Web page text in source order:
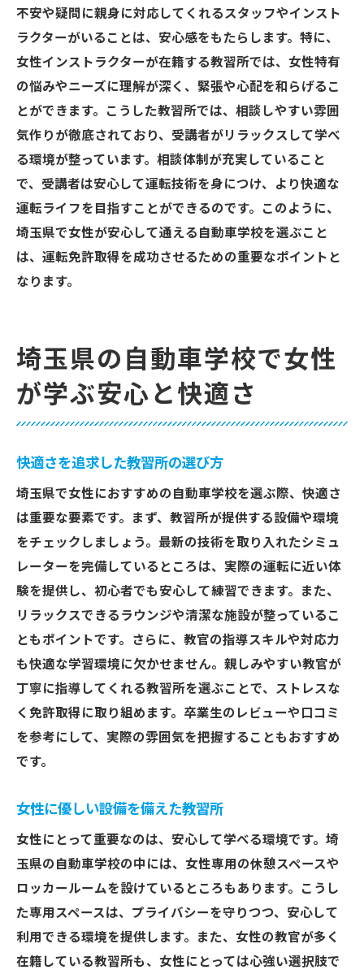
不安や疑問に親身に対応してくれるスタッフやインスト
ラクターがいることは、安心感をもたらします。特に、
女性インストラクターが在籍する教習所では、女性特有
の悩みやニーズに理解が深く、緊張や心配を和らげるこ
とができます。こうした教習所では、相談しやすい雰囲
気作りが徹底されており、受講者がリラックスして学べ
る環境が整っています。相談体制が充実していること
で、受講者は安心して運転技術を身につけ、より快適な
運転ライフを目指すことができるのです。このように、
埼玉県で女性が安心して通える自動車学校を選ぶこと
は、運転免許取得を成功させるための重要なポイントと
なります。
埼玉県の自動車学校で女性
が学ぶ安心と快適さ
快適さを追求した教習所の選び方
埼玉県で女性におすすめの自動車学校を選ぶ際、快適さ
は重要な要素です。まず、教習所が提供する設備や環境
をチェックしましょう。最新の技術を取り入れたシミュ
レーターを完備しているところは、実際の運転に近い体
験を提供し、初心者でも安心して練習できます。また、
リラックスできるラウンジや清潔な施設が整っているこ
ともポイントです。さらに、教官の指導スキルや対応力
も快適な学習環境に欠かせません。親しみやすい教官が
丁寧に指導してくれる教習所を選ぶことで、ストレスな
く免許取得に取り組めます。卒業生のレビューや口コミ
を参考にして、実際の雰囲気を把握することもおすすめ
です。
女性に優しい設備を備えた教習所
女性にとって重要なのは、安心して学べる環境です。埼
玉県の自動車学校の中には、女性専用の休憩スペースや
ロッカールームを設けているところもあります。こうし
た専用スペースは、プライバシーを守りつつ、安心して
利用できる環境を提供します。また、女性の教官が多く
在籍している教習所も、女性にとっては心強い選択肢で